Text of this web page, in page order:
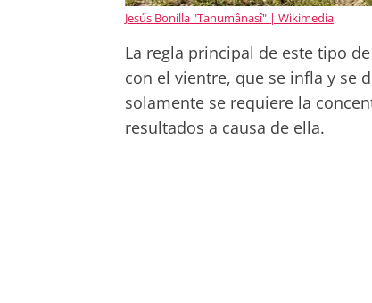
Jesús Bonilla "Tanumânasî" | Wikimedia
La regla principal de este tipo
con el vientre, que se infla y se
solamente se requiere la
resultados a causa de ella.